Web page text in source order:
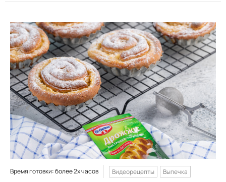
Время готовки: более 2х часов Видеорецепты Выпечка